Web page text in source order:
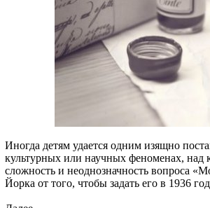
Иногда детям удается одним изящно
культурных или научных феноменах,
сложность и неоднозначность вопроса
Йорка от того, чтобы задать его в 1936